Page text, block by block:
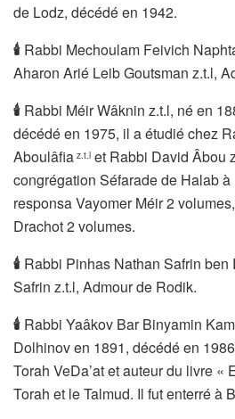
de Lodz, décédé en 1942.
🕯 Rabbi Mechoulam Feivich
Aharon Arié Leib Goutsman z.t.l,
🕯 Rabbi Méir Wâknin z.t.l, né en
décédé en 1975, il a étudié chez
Aboulâfia z.t.l et Rabbi David Âbou
congrégation Séfarade de Halab
responsa Vayomer Méir 2
Drachot 2 volumes.
🕯 Rabbi Pinhas Nathan Safrin ben
Safrin z.t.l, Admour de Rodik.
🕯 Rabbi Yaâkov Bar Binyamin
Dolhinov en 1891, décédé en
Torah VeDa’at et auteur du livre «
Torah et le Talmud. Il fut enterré à